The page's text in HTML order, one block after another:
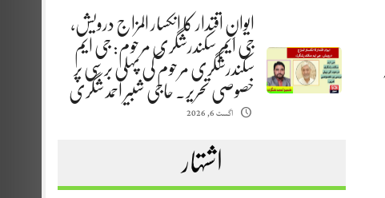
ایوانِ اقتدار کا انکسار المزاج درویش،
جی ایم سکندرشگری مرحوم: جی ایم
سکندرشگری مرحوم کی پہلی برسی پر
خصوصی تحریر. حاجی شبیر احمد شگری
اگست 6, 2026
اشتہار